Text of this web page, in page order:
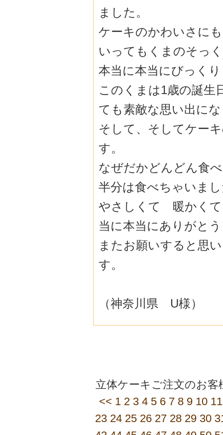
ました。
ケーキのかわいさに
いってもくまのそっ
本当に本当にびっく
このくまは1歳の誕生
ても素敵な思い出に
そして、そしてケー
す。
なぜだかどんどん食
半分は食べちゃいま
やさしくて 暖かく
当に本当にありがと
またお願いすると思
す。
（神奈川県 U様）
立体ケーキご注文のお
<< 1 2 3 4 5 6 7 8 9 10 11
23 24 25 26 27 28 29 30